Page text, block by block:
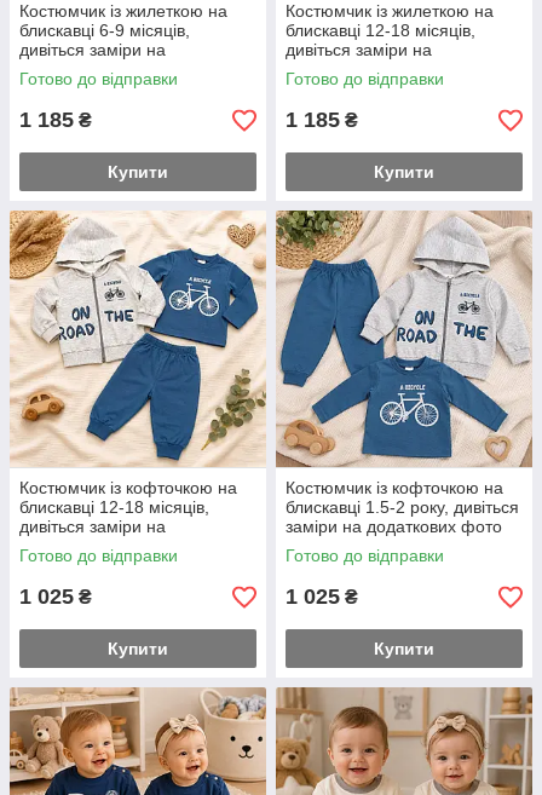
Костюмчик із жилеткою на
блискавці 6-9 місяців,
дивіться заміри на
додаткових фото 68-й розмір
Готово до відправки
1 185 ₴
Купити
Костюмчик із жилеткою на
блискавці 12-18 місяців,
дивіться заміри на
додаткових фото 80-й розмір
Готово до відправки
1 185 ₴
Купити
Костюмчик із кофточкою на
блискавці 12-18 місяців,
дивіться заміри на
додаткових фото 80-86
розмір
Готово до відправки
1 025 ₴
Купити
Костюмчик із кофточкою на
блискавці 1.5-2 року, дивіться
заміри на додаткових фото
86-92 розмір
Готово до відправки
1 025 ₴
Купити